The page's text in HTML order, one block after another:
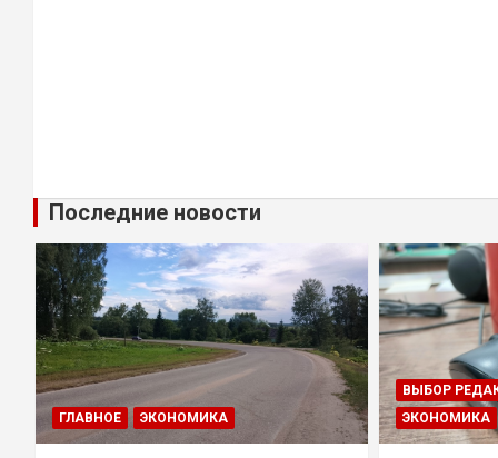
Последние новости
ГЛАВНОЕ ЭКОНОМИКА
ВЫБОР
ЭКОНОМИКА